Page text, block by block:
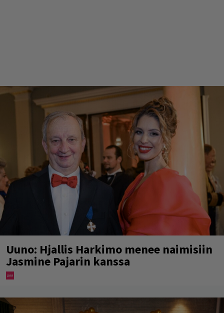
Uuno: Hjallis Harkimo menee naimisiin
Jasmine Pajarin kanssa